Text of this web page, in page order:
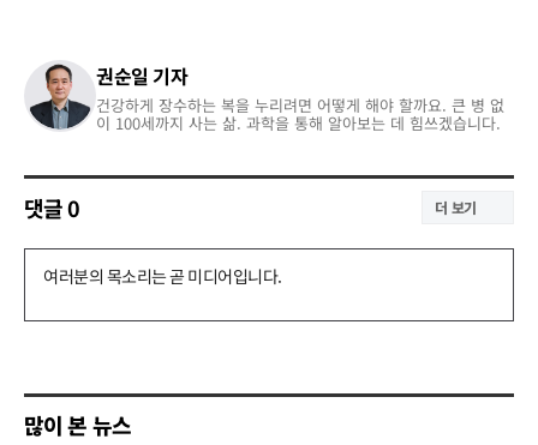
권순일 기자
건강하게 장수하는 복을 누리려면 어떻게 해야 할까요. 큰 병 없
이 100세까지 사는 삶. 과학을 통해 알아보는 데 힘쓰겠습니다.
댓글0 더 보기
댓
기
많이 본 뉴스